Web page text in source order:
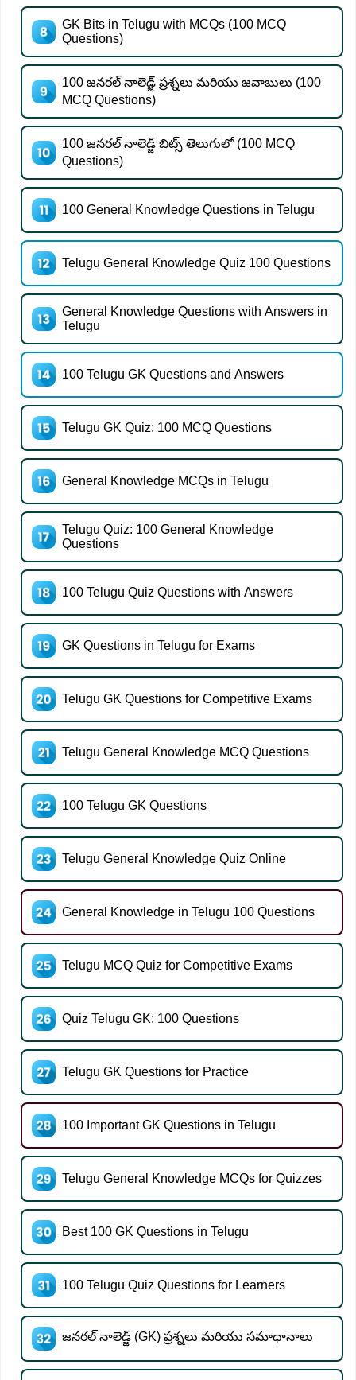
GK Bits in Telugu with MCQs (100 MCQ
Questions)
100 జనరల్ నాలెడ్జ్ ప్రశ్నలు మరియు జవాబులు (100
MCQ Questions)
100 జనరల్ నాలెడ్జ్ బిట్స్ తెలుగులో (100 MCQ
Questions)
100 General Knowledge Questions in Telugu
Telugu General Knowledge Quiz 100 Questions
General Knowledge Questions with Answers in
Telugu
100 Telugu GK Questions and Answers
Telugu GK Quiz: 100 MCQ Questions
General Knowledge MCQs in Telugu
Telugu Quiz: 100 General Knowledge
Questions
100 Telugu Quiz Questions with Answers
GK Questions in Telugu for Exams
Telugu GK Questions for Competitive Exams
Telugu General Knowledge MCQ Questions
100 Telugu GK Questions
Telugu General Knowledge Quiz Online
General Knowledge in Telugu 100 Questions
Telugu MCQ Quiz for Competitive Exams
Quiz Telugu GK: 100 Questions
Telugu GK Questions for Practice
100 Important GK Questions in Telugu
Telugu General Knowledge MCQs for Quizzes
Best 100 GK Questions in Telugu
100 Telugu Quiz Questions for Learners
జనరల్ నాలెడ్జ్ (GK) ప్రశ్నలు మరియు సమాధానాలు